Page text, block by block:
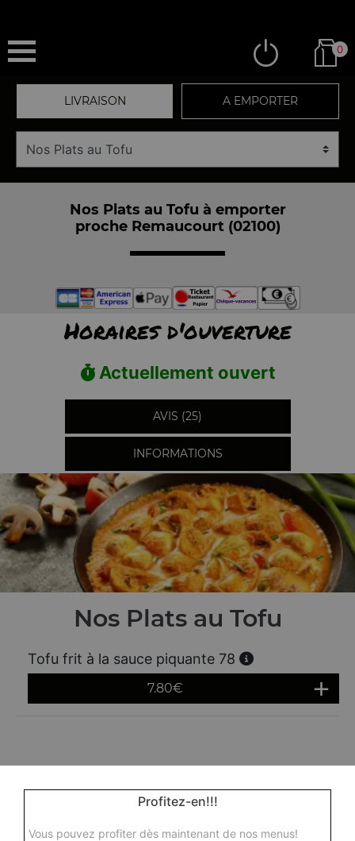
0
LIVRAISON A EMPORTER
Nos Plats au Tofu à emporter
proche Remaucourt (02100)
Horaires d'ouverture
Actuellement ouvert
AVIS (25)
INFORMATIONS
Nos Plats au Tofu
Tofu frit à la sauce piquante 78
7.80€
Profitez-en!!!
Vous pouvez profiter dès maintenant de nos menus!